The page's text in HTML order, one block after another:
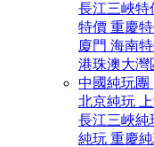
長江三峽特
特價 重慶
廈門 海南
港珠澳大灣
中國純玩團
北京純玩
長江三峽純
純玩 重慶